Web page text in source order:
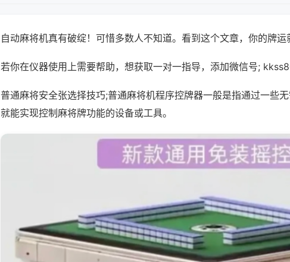
自动麻将机真有破绽！可惜多数人不知道。看到这个文章，你的牌运
若你在仪器使用上需要帮助，想获取一对一指导，添加微信号;
普通麻将安全张选择技巧;普通麻将机程序控牌器一般是指通过一些
就能实现控制麻将牌功能的设备或工具。